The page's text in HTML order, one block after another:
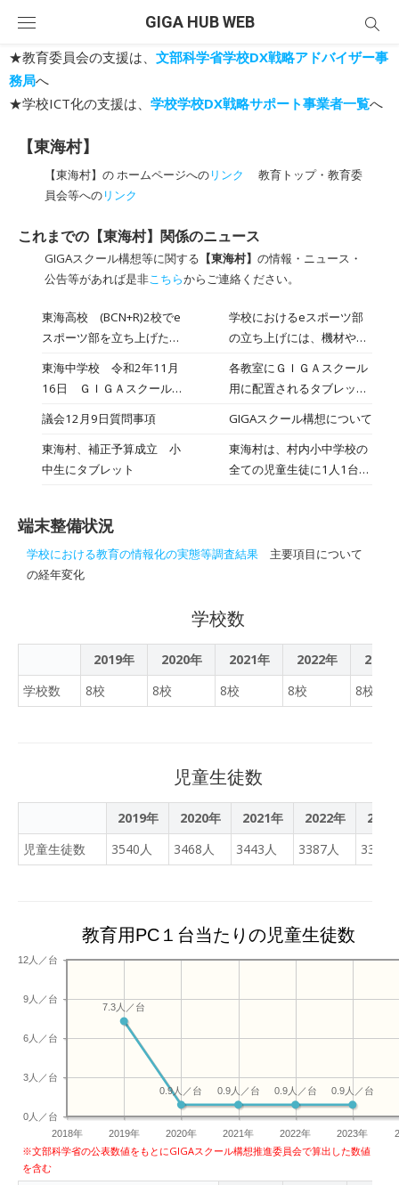
content
GIGA HUB WEB
★教育委員会の支援は、 文部科学省学校DX戦略アドバイザー事
務局へ
★学校ICT化の支援は、 学校学校DX戦略サポート事業者一覧へ
【東海村】
【東海村】の ホームページへのリンク
教育トップ・教育委
員会等へのリンク
これまでの【東海村】関係のニュース
GIGAスクール構想等に関する 【東海村】 の情報・ニュース・
公告等があれば是非こちらからご連絡ください。
東海高校 (BCN+R)2校でe
スポーツ部を立ち上げた先
決策
学校におけるeスポーツ部
の立ち上げには、機材や設
ざまな困難が伴う。保護者
や教育の現場など周囲から
「ゲームなんて」と否定的
な意見に晒されるケースも
ある。それでもeスポーツ
を教育現場で扱うのは、確
スポーツ部を立ち上げた茨
通じた教育への期待を聞い
た。
東海中学校 令和2年11月
16日 ＧＩＧＡスクール用
た
各教室にＧＩＧＡスクール
用に配置されるタブレット
ました。本体は３学期に入
るそうです。
議会12月9日質問事項
GIGAスクール構想について
東海村、補正予算成立 小
中生にタブレット
東海村は、村内小中学校の
全ての児童生徒に1人1台タ
端末整備状況
学校における教育の情報化の実態等調査結果 主要項目について
の経年変化
学校数
2019年 2020年 2021年 2022年
2023
学校数
8校 8校 8校 8校 8校
児童生徒数
2019年 2020年 2021年 2022年
2023
児童生徒数
3540人 3468人 3443人 3387人 3307
教育用PC１台当たりの児童生徒数
2018年 2019年 2020年 2021年 2022年 2023年
0人／台
3人／台
6人／台
9人／台
12人／台
0.9人／台
0.9人／台
0.9人／台
0.9人／台
7.3人／台
※文部科学省の公表数値をもとにGIGAスクール構想推進委員会で算出した数値
を含む